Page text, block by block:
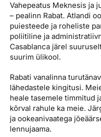
Vahepeatus Meknesis ja
– pealinn Rabat. Atlandi
puiesteede ja roheliste
poliitiline ja
Casablanca järel
suurim ülikool.
Rabati vanalinna
lähedastele kingitusi.
heale tasemele timmitud
kõrval rahule ka meie.
ja ookeanivaatega
lennujaama.